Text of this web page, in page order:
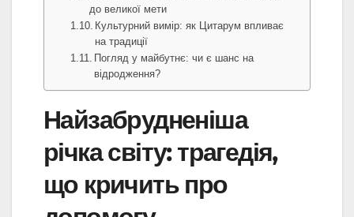
до великої мети
Культурний вимір: як Цитарум впливає
на традиції
Погляд у майбутнє: чи є шанс на
відродження?
Найзабрудненіша
річка світу: трагедія,
що кричить про